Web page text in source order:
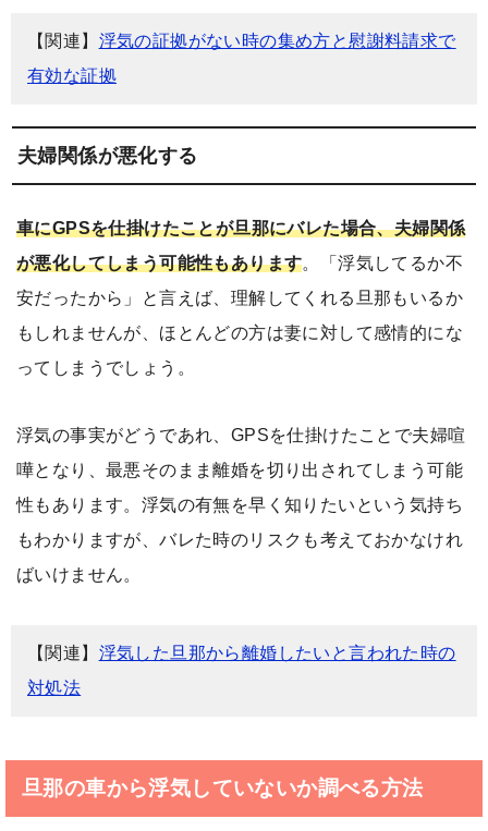
【関連】 浮気の証拠がない時の集め方と慰謝料請求で
有効な証拠
夫婦関係が悪化する
車にGPSを仕掛けたことが旦那にバレた場合、夫婦関係
が悪化してしまう可能性もあります。「浮気してるか不
安だったから」と言えば、理解してくれる旦那もいるか
もしれませんが、ほとんどの方は妻に対して感情的にな
ってしまうでしょう。
浮気の事実がどうであれ、GPSを仕掛けたことで夫婦喧
嘩となり、最悪そのまま離婚を切り出されてしまう可能
性もあります。浮気の有無を早く知りたいという気持ち
もわかりますが、バレた時のリスクも考えておかなけれ
ばいけません。
【関連】 浮気した旦那から離婚したいと言われた時の
対処法
旦那の車から浮気していないか調べる方法